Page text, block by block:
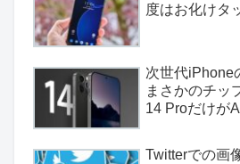
度はお化けタ
次世代iPhone
まさかのチッ
14 Proだけが
Twitterでの画